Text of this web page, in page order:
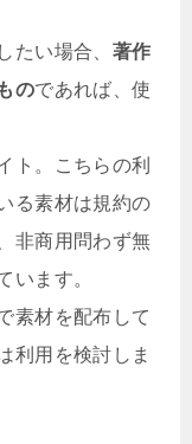
たい場合、 著作
のであれば、使
ト。こちらの利
る素材は規約の
非商用問わず無
います。
素材を配布して
利用を検討しま